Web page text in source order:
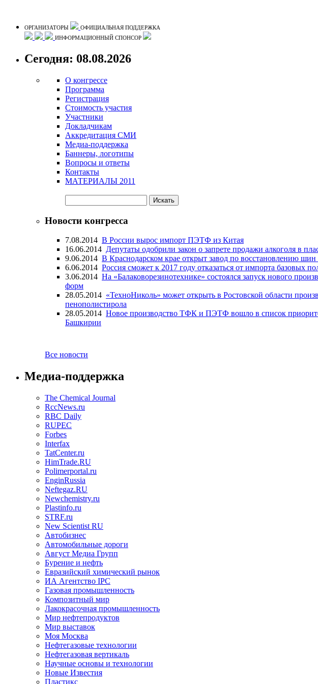
ОРГАНИЗАТОРЫ
ОФИЦИАЛЬНАЯ ПОДДЕРЖКА
ИНФОРМАЦИОННЫЙ СПОНСОР
Сегодня: 08.08.2026
О конгрессе
Программа
Регистрация
Стоимость участия
Участники
Докладчикам
Аккредитация СМИ
Медиа-поддержка
Баннеры, логотипы
Вопросы и ответы
Контакты
МАТЕРИАЛЫ 2011
Новости конгресса
7.08.2014 В России вырос импорт ПЭТФ из Китая
16.06.2014 Депутаты одобрили закон о запрете продажи алкоголя в
9.06.2014 В Краснодарском крае открыт завод по восстановлению шин
6.06.2014 Россия сможет к 2017 году отказаться от импорта базовых
3.06.2014 На «Балаковорезинотехнике» состоялся запуск нового
форм
28.05.2014 «ТехноНиколь» может открыть в Ростовской области
пенополистирола
28.05.2014 Новое производство ТФК и ПЭТФ вошло в список
Башкирии
Все новости
Медиа-поддержка
The Chemical Journal
RccNews.ru
RBC Daily
RUPEC
Forbes
Interfax
TatCenter.ru
HimTrade.RU
Polimerportal.ru
EnginRussia
Neftegaz.RU
Newchemistry.ru
Plastinfo.ru
STRF.ru
New Scientist RU
Автобизнес
Автомобильные дороги
Август Медиа Групп
Бурение и нефть
Евразийский химический рынок
ИА Агентство IPC
Газовая промышленность
Композитный мир
Лакокрасочная промышленность
Мир нефтепродуктов
Мир выставок
Моя Москва
Нефтегазовые технологии
Нефтегазовая вертикаль
Научные основы и технологии
Новые Известия
Пластикс